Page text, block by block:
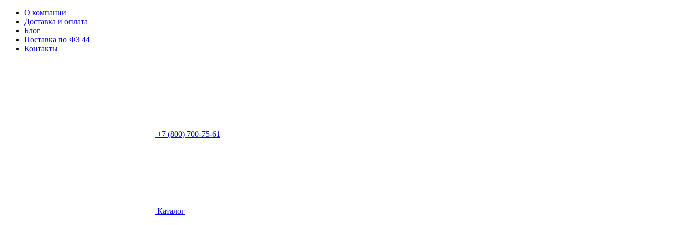
О компании
Доставка и оплата
Блог
Поставка по ФЗ 44
Контакты
+7 (800) 700-75-61
Каталог